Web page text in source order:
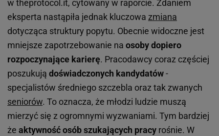
w theprotocol.it, cytowany w raporcie. Zdaniem
eksperta nastąpiła jednak kluczowa zmiana
dotycząca struktury popytu. Obecnie widoczne jest
mniejsze zapotrzebowanie na osoby dopiero
rozpoczynające karierę. Pracodawcy coraz częściej
poszukują doświadczonych kandydatów-
specjalistów średniego szczebla oraz tak zwanych
seniorów. To oznacza, że młodzi ludzie muszą
mierzyć się z ogromnymi wyzwaniami. Tym bardziej
że aktywność osób szukających pracy rośnie. W